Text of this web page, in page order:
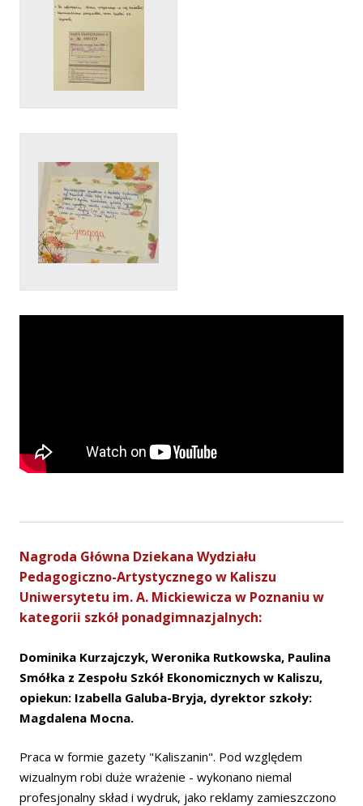
Nagroda Główna Dziekana Wydziału
Pedagogiczno-Artystycznego w Kaliszu
Uniwersytetu im. A. Mickiewicza w Poznaniu w
kategorii szkół ponadgimnazjalnych:
Dominika Kurzajczyk, Weronika Rutkowska, Paulina
Smółka z Zespołu Szkół Ekonomicznych w Kaliszu,
opiekun: Izabella Galuba-Bryja, dyrektor szkoły:
Magdalena Mocna.
Praca w formie gazety "Kaliszanin". Pod względem
wizualnym robi duże wrażenie - wykonano niemal
profesjonalny skład i wydruk, jako reklamy zamieszczono